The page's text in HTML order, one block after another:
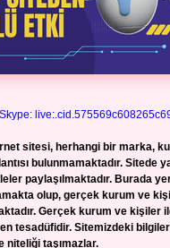
Skype:
sitesi, herhangi bir marka,
bulunmamaktadır. Sitede
paylaşılmaktadır. Burada
olup, gerçek kurum ve
Gerçek kurum ve kişiler
tesadüfidir. Sitemizdeki
niteliği taşımazlar.